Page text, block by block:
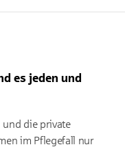
es jeden und
und die private
im Pflegefall nur